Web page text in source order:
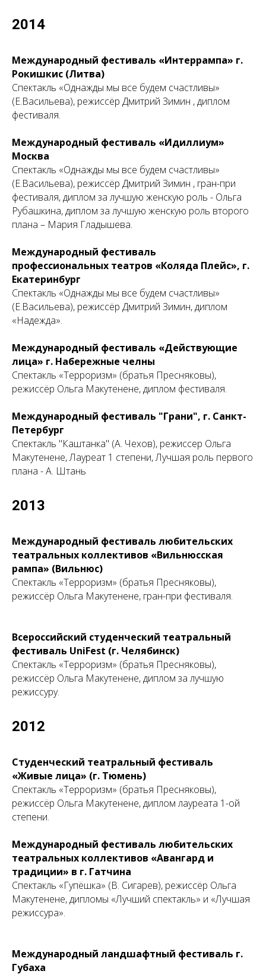
2014
Международный фестиваль «Интеррампа» г.
Рокишкис (Литва)
Спектакль «Однажды мы все будем счастливы»
(Е.Васильева), режиссёр Дмитрий Зимин , диплом
фестиваля.
Международный фестиваль «Идиллиум»
Москва
Спектакль «Однажды мы все будем счастливы»
(Е.Васильева), режиссёр Дмитрий Зимин , гран-при
фестиваля, диплом за лучшую женскую роль - Ольга
Рубашкина, диплом за лучшую женскую роль второго
плана – Мария Гладышева.
Международный фестиваль
профессиональных театров «Коляда Плейс», г.
Екатеринбург
Спектакль «Однажды мы все будем счастливы»
(Е.Васильева), режиссёр Дмитрий Зимин, диплом
«Надежда».
Международный фестиваль «Действующие
лица» г. Набережные челны
Спектакль «Терроризм» (братья Пресняковы),
режиссёр Ольга Макутенене, диплом фестиваля.
Международный фестиваль "Грани", г. Санкт-
Петербург
Спектакль "Каштанка" (А. Чехов), режиссер Ольга
Макутенене, Лауреат 1 степени, Лучшая роль первого
плана - А. Штань
2013
Международный фестиваль любительских
театральных коллективов «Вильнюсская
рампа» (Вильнюс)
Спектакль «Терроризм» (братья Пресняковы),
режиссёр Ольга Макутенене, гран-при фестиваля.
Всероссийский студенческий театральный
фестиваль UniFest (г. Челябинск)
Спектакль «Терроризм» (братья Пресняковы),
режиссёр Ольга Макутенене, диплом за лучшую
режиссуру.
2012
Студенческий театральный фестиваль
«Живые лица» (г. Тюмень)
Спектакль «Терроризм» (братья Пресняковы),
режиссёр Ольга Макутенене, диплом лауреата 1-ой
степени.
Международный фестиваль любительских
театральных коллективов «Авангард и
традиции» в г. Гатчина
Спектакль «Гупёшка» (В. Сигарев), режиссёр Ольга
Макутенене, дипломы «Лучший спектакль» и «Лучшая
режиссура».
Международный ландшафтный фестиваль г.
Губаха